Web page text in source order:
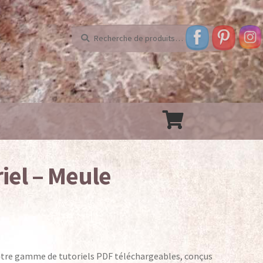
Recherche
pour :
Recherche
légales– Meule
gamme de tutoriels PDF téléchargeables, conçus